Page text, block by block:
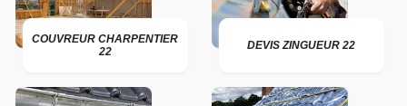
COUVREUR CHARPENTIER
22
DEVIS ZINGUEUR 22